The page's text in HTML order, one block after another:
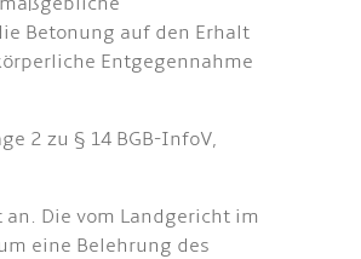
Betonung auf den Erhalt
Entgegennahme
2 zu § 14 BGB-InfoV,
Die vom Landgericht im
eine Belehrung des